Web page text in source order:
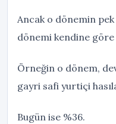
Ancak o dönemin pek
dönemi kendine göre
Örneğin o dönem,
gayri safi yurtiçi
Bugün ise %36.